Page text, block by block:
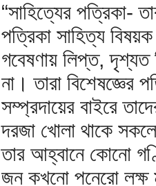
“সাহিত্যের পত্রিকা-
পত্রিকা সাহিত্য
গবেষণায় লিপ্ত, দৃশ্যত
না। তারা বিশেষজ্ঞের
সম্প্রদায়ের বাইরে
দরজা খোলা থাকে
তার আহ্বানে কোনো
জন কখনো পনেরো লক্ষ